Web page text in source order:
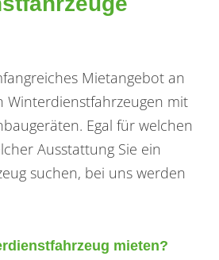
Mietangebot an
Winterdienstfahrzeugen mit
Egal für welchen
Ausstattung Sie ein
suchen, bei uns werden
mieten?